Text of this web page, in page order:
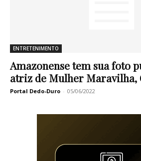
ENTRETENIMENTO
Amazonense tem sua foto
atriz de Mulher Maravilha,
Portal Dedo-Duro - 05/06/2022